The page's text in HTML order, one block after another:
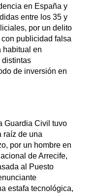
en España y
entre los 35 y
por un delito
publicidad falsa
habitual en
distintas
de inversión en
Guardia Civil tuvo
raíz de una
por un hombre en
de Arrecife,
al Puesto
estafa tecnológica,